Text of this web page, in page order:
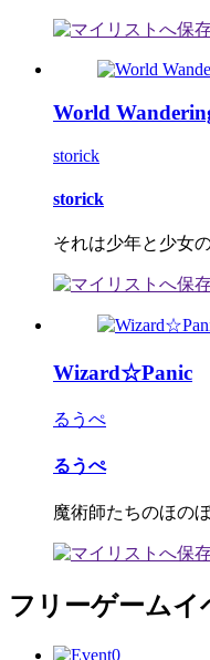
World
storick
storick
それは少年と少女
Wizard☆Panic
るうぺ
るうぺ
魔術師たちのほの
フリーゲームイ